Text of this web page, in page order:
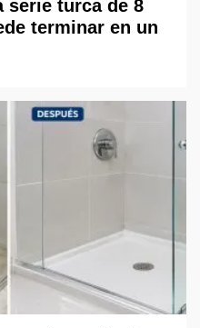
serie turca de 8
terminar en un